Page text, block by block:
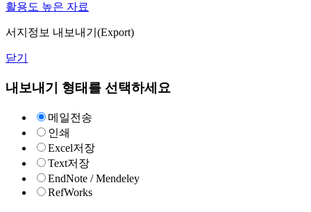
활용도 높은 자료
서지정보 내보내기(Export)
닫기
내보내기 형태를 선택하세요
메일전송
인쇄
Excel저장
Text저장
EndNote / Mendeley
RefWorks